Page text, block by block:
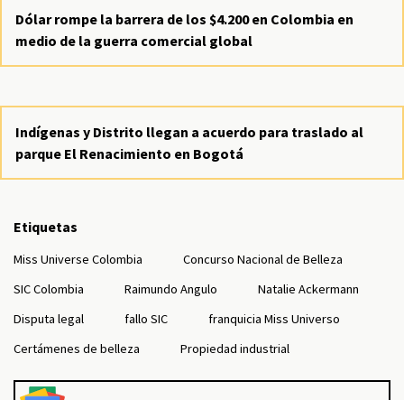
Dólar rompe la barrera de los $4.200 en Colombia en
medio de la guerra comercial global
Indígenas y Distrito llegan a acuerdo para traslado al
parque El Renacimiento en Bogotá
Etiquetas
Miss Universe Colombia
Concurso Nacional de Belleza
SIC Colombia
Raimundo Angulo
Natalie Ackermann
Disputa legal
fallo SIC
franquicia Miss Universo
Certámenes de belleza
Propiedad industrial